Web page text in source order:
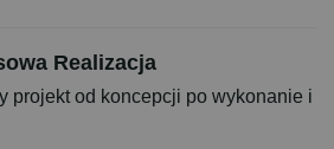
Realizacja
projekt od koncepcji po wykonanie i